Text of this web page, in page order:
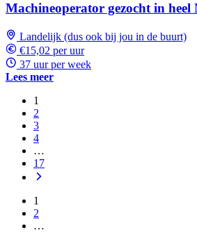
Machineoperator gezocht in heel
Landelijk (dus ook bij jou in de buurt)
€15,02 per uur
37 uur per week
Lees meer
1
2
3
4
…
17
1
2
…